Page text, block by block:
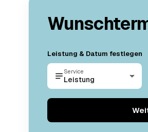
Leistung & Datum festlegen
Service
Leistung